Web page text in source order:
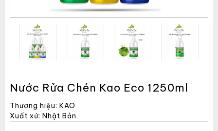
Nước Rửa Chén Kao Eco 1250ml
Thương hiệu: KAO
Xuất xứ: Nhật Bản